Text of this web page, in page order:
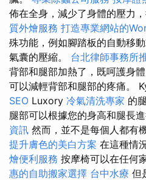
佈在全身，減少了身體的壓力
質外燴服務 打造專業網站的
殊功能，例如腳踏板的自動移
氣囊的壓縮。 台北律師事務所
背部和腿部加熱了，既呵護身
可以減輕背部和腿部的疼痛。
SEO Luxory 冷氣清洗專家 的
腿部可以根據您的身高和腿長進
資訊 然而，並不是每個人都有
提升膚色的美白方案 在這種情
燴便利服務 按摩椅可以在任何
惠的自助搬家選擇 台中水療 但